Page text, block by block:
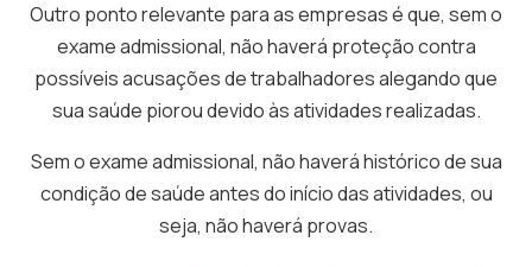
Outro ponto relevante para as empresas é que, sem o
exame admissional, não haverá proteção contra
possíveis acusações de trabalhadores alegando que
sua saúde piorou devido às atividades realizadas.
Sem o exame admissional, não haverá histórico de sua
condição de saúde antes do início das atividades, ou
seja, não haverá provas.